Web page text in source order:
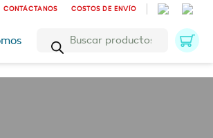
CONTÁCTANOS COSTOS DE ENVÍO
Búsqueda
productos